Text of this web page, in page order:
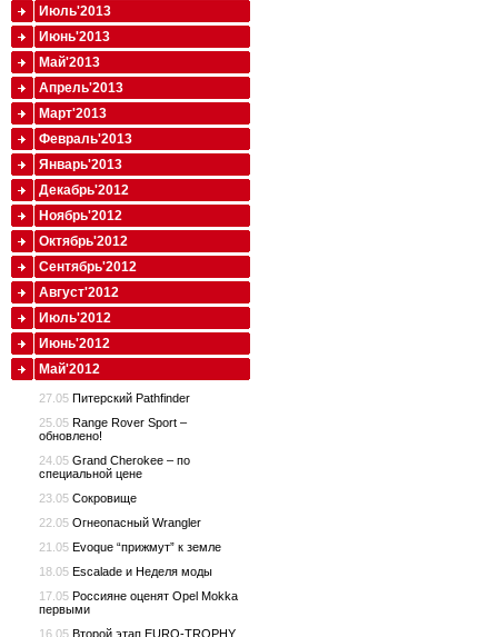
Июль'2013
Июнь'2013
Май'2013
Апрель'2013
Март'2013
Февраль'2013
Январь'2013
Декабрь'2012
Ноябрь'2012
Октябрь'2012
Сентябрь'2012
Август'2012
Июль'2012
Июнь'2012
Май'2012
27.05 Питерский Pathfinder
25.05 Range Rover Sport –
обновлено!
24.05 Grand Cherokee – по
специальной цене
23.05 Сокровище
22.05 Огнеопасный Wrangler
21.05 Evoque “прижмут” к земле
18.05 Escalade и Неделя моды
17.05 Россияне оценят Opel Mokka
первыми
16.05 Второй этап EURO-TROPHY